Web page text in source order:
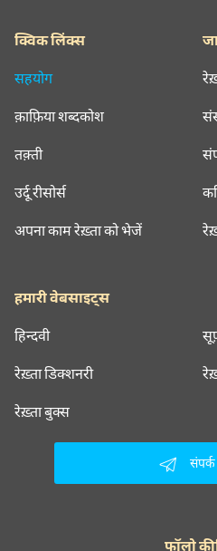
क्विक लिंक्स
सहयोग
क़ाफ़िया शब्दकोश
तक़्ती
उर्दू रीसोर्स
अपना काम रेख़्ता को भेजें
हमारी वेबसाइट्स
हिन्दवी
रेख़्ता डिक्शनरी
रेख़्ता बुक्स
फॉलो